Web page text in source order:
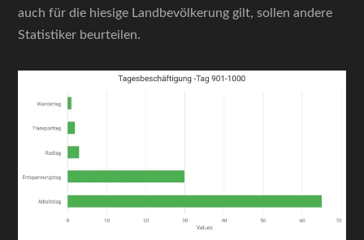
auch für die hiesige Landbevölkerung gilt, sollen andere
Statistiker beurteilen.